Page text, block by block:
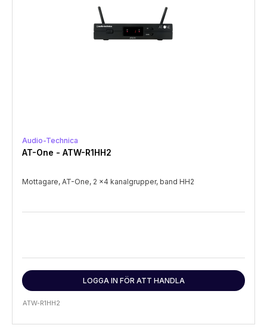
Audio-Technica
AT-One - ATW-R1HH2
Mottagare, AT-One, 2 x4 kanalgrupper, band HH2
LOGGA IN FÖR ATT HANDLA
ATW-R1HH2